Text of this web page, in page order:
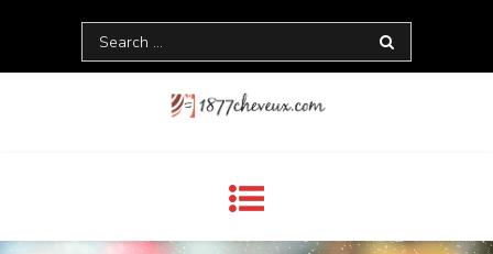
content
Search
for: